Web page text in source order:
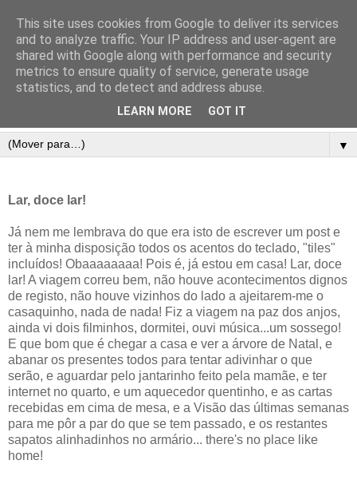
▼
Lar, doce lar!
Já nem me lembrava do que era isto de escrever um post e
ter à minha disposição todos os acentos do teclado, "tiles"
incluídos! Obaaaaaaaa! Pois é, já estou em casa! Lar, doce
lar! A viagem correu bem, não houve acontecimentos dignos
de registo, não houve vizinhos do lado a ajeitarem-me o
casaquinho, nada de nada! Fiz a viagem na paz dos anjos,
ainda vi dois filminhos, dormitei, ouvi música...um sossego!
E que bom que é chegar a casa e ver a árvore de Natal, e
abanar os presentes todos para tentar adivinhar o que
serão, e aguardar pelo jantarinho feito pela mamãe, e ter
internet no quarto, e um aquecedor quentinho, e as cartas
recebidas em cima de mesa, e a Visão das últimas semanas
para me pôr a par do que se tem passado, e os restantes
sapatos alinhadinhos no armário... there's no place like
home!
This site uses cookies from Google to deliver its services
and to analyze traffic. Your IP address and user-agent are
shared with Google along with performance and security
metrics to ensure quality of service, generate usage
statistics, and to detect and address abuse.
LEARN MORE GOT IT